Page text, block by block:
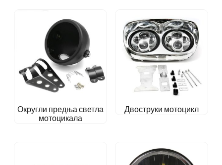
Округли предња светла
мотоцикала
Двоструки мотоцикл